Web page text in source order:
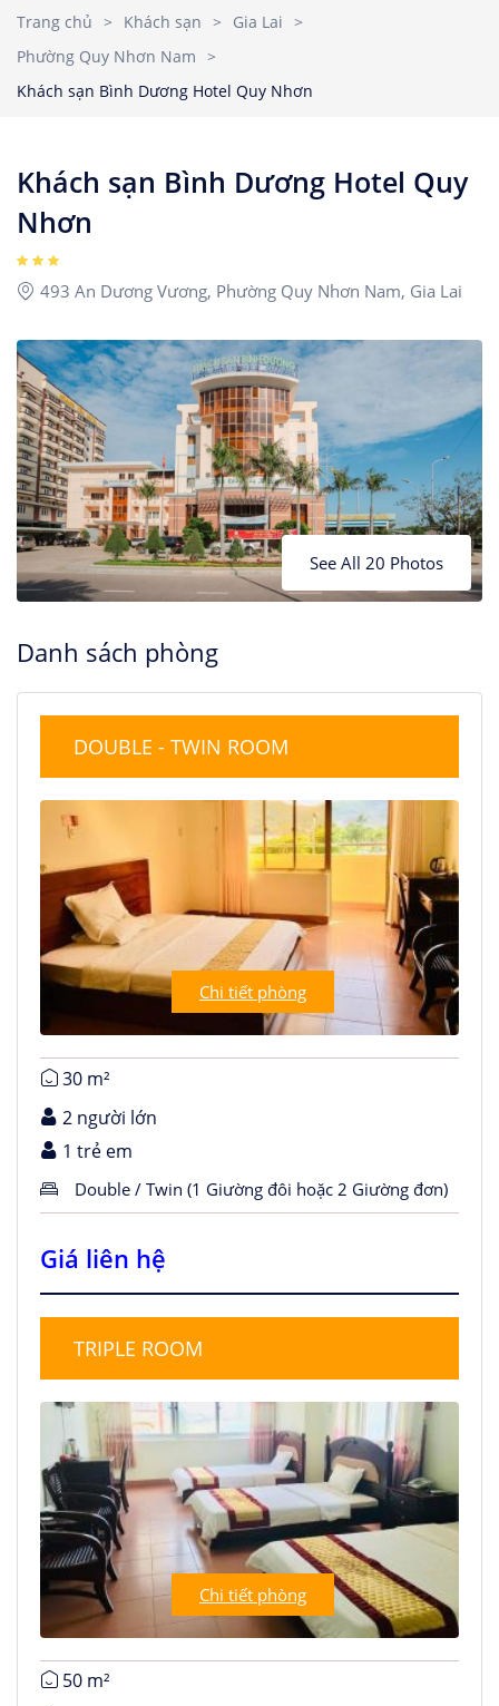
Căn hộ dịch vụ
3 4 5 6
9
10 11
16
17 18 19 20
30
31
Children
Ages 0 - 17
Rooms 1
Trang chủ > Khách sạn > Gia Lai >
Phường Quy Nhơn Nam >
Khách sạn Bình Dương Hotel Quy Nhơn
Khách sạn Bình Dương Hotel Quy
Nhơn
493 An Dương Vương, Phường Quy Nhơn Nam, Gia Lai
See All 20 Photos
Danh sách phòng
DOUBLE - TWIN ROOM
Chi tiết phòng
30 m²
2 người lớn
1 trẻ em
Double / Twin (1 Giường đôi hoặc 2 Giường đơn)
Giá liên hệ
TRIPLE ROOM
Chi tiết phòng
50 m²